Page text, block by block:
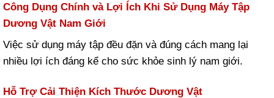
Công Dụng Chính và Lợi Ích Khi Sử Dụng Máy Tập
Dương Vật Nam Giới
Việc sử dụng máy tập đều đặn và đúng cách mang lại
nhiều lợi ích đáng kể cho sức khỏe sinh lý nam giới.
Hỗ Trợ Cải Thiện Kích Thước Dương Vật